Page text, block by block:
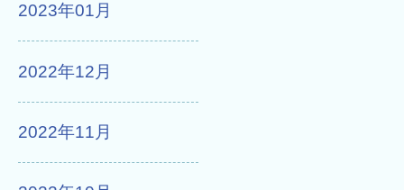
2023年01月
2022年12月
2022年11月